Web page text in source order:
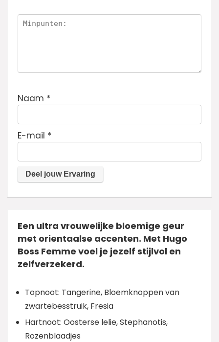
Naam *
E-mail *
Een ultra vrouwelijke bloemige geur
met orientaalse accenten. Met Hugo
Boss Femme voel je jezelf stijlvol en
zelfverzekerd.
Topnoot: Tangerine, Bloemknoppen van
zwartebesstruik, Fresia
Hartnoot: Oosterse lelie, Stephanotis,
Rozenblaadjes